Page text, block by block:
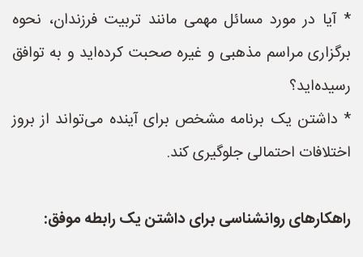
* آیا در مورد مسائل مهمی مانند تربیت فرزندان، نحوه
برگزاری مراسم مذهبی و غیره صحبت کرده‌اید و به توافق
رسیده‌اید؟
* داشتن یک برنامه مشخص برای آینده می‌تواند از بروز
اختلافات احتمالی جلوگیری کند.
راهکارهای روانشناسی برای داشتن یک رابطه موفق: